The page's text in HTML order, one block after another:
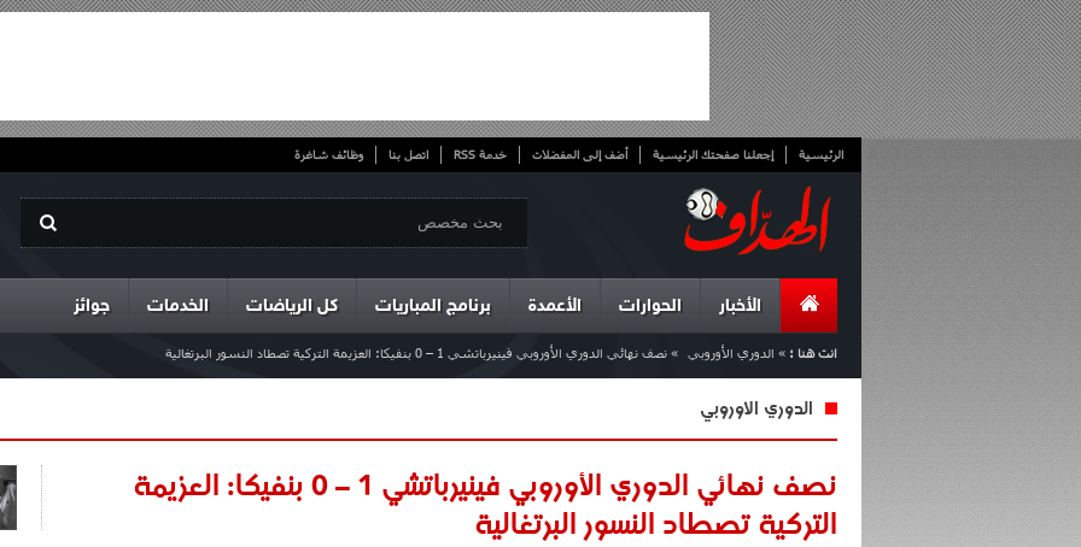
الرئيسية إجعلنا صفحتك الرئيسية أضف إلى المفضلات خدمة RSS اتصل بنا وظائف شاغرة
الأخبار الحوارات الأعمدة برنامج المباريات كل الرياضات الخدمات جوائز
انت هنا : » الدوري الأوروبي » نصف نهائي الدوري الأوروبي فينيرباتشي 1 – 0 بنفيكا: العزيمة التركية تصطاد النسور البرتغالية
الدوري الأوروبي
نصف نهائي الدوري الأوروبي فينيرباتشي 1 – 0 بنفيكا: العزيمة
التركية تصطاد النسور البرتغالية